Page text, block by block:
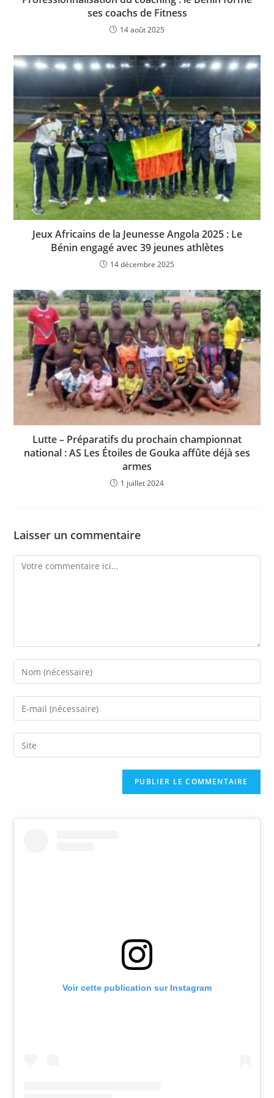
ses coachs de Fitness
14 août 2025
Jeux Africains de la Jeunesse Angola 2025 : Le
Bénin engagé avec 39 jeunes athlètes
14 décembre 2025
Lutte – Préparatifs du prochain championnat
national : AS Les Étoiles de Gouka affûte déjà ses
armes
1 juillet 2024
Laisser un commentaire
Voir cette publication sur Instagram